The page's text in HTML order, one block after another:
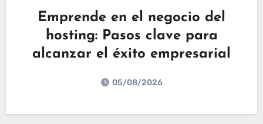
Emprende en el negocio del
hosting: Pasos clave para
alcanzar el éxito empresarial
05/08/2026